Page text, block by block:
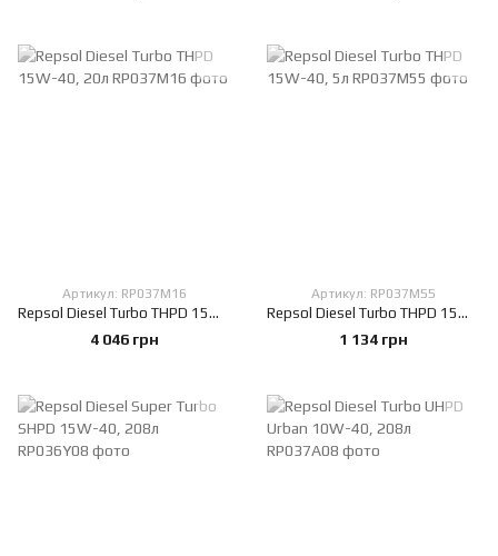
Артикул: RP037M16
Repsol Diesel Turbo THPD 15W-40, 20л
4 046 грн
Артикул: RP037M55
Repsol Diesel Turbo THPD 15W-40, 5л
1 134 грн